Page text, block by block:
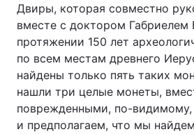
Двиры, которая совместно
вместе с доктором Габриелем
протяжении 150 лет
по всем местам древнего
найдены только пять таких
нашли три целые монеты,
поврежденными, по-
и предполагаем, что мы